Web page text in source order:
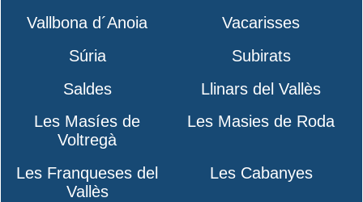
Vallbona d´Anoia
Vacarisses
Súria
Subirats
Saldes
Llinars del Vallès
Les Masíes de
Voltregà
Les Masies de Roda
Les Franqueses del
Vallès
Les Cabanyes